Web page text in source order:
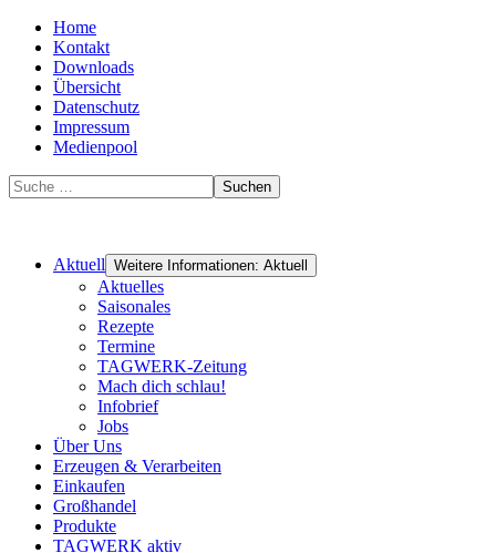
Home
Kontakt
Downloads
Übersicht
Datenschutz
Impressum
Medienpool
Suchen
Aktuell Weitere Informationen: Aktuell
Aktuelles
Saisonales
Rezepte
Termine
TAGWERK-Zeitung
Mach dich schlau!
Infobrief
Jobs
Über Uns
Erzeugen & Verarbeiten
Einkaufen
Großhandel
Produkte
TAGWERK aktiv